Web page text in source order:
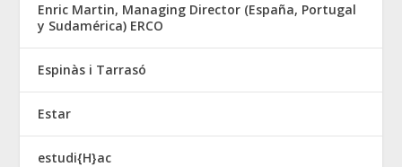
Enric Martin, Managing Director (España, Portugal
y Sudamérica) ERCO
Espinàs i Tarrasó
Estar
estudi{H}ac